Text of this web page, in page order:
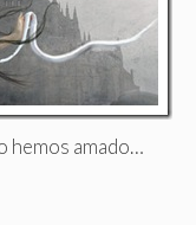
hemos amado…